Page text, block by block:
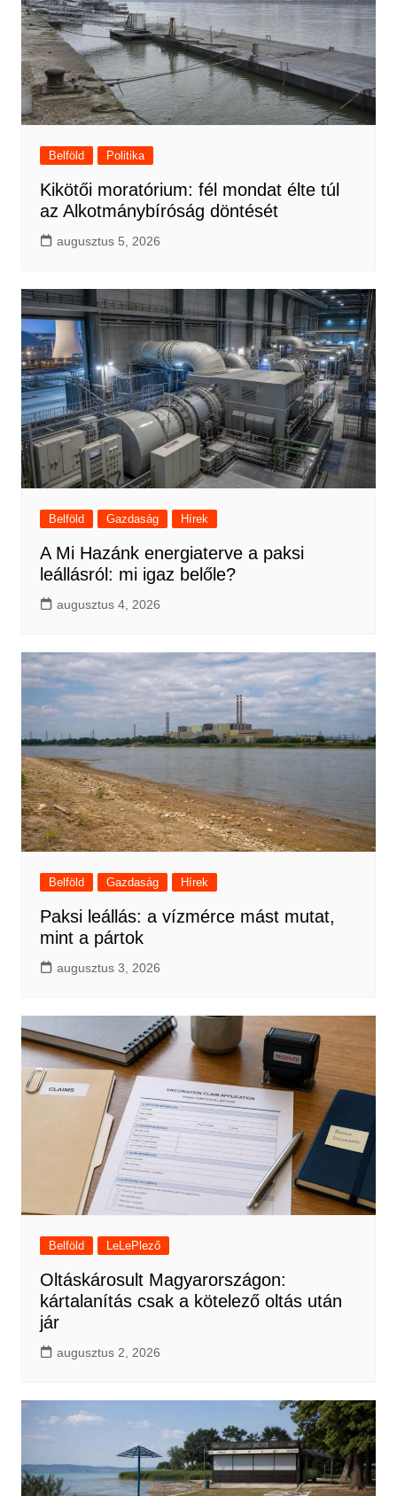
Belföld Politika
Kikötői moratórium: fél mondat élte túl
az Alkotmánybíróság döntését
augusztus 5, 2026
Belföld Gazdaság Hírek
A Mi Hazánk energiaterve a paksi
leállásról: mi igaz belőle?
augusztus 4, 2026
Belföld Gazdaság Hírek
Paksi leállás: a vízmérce mást mutat,
mint a pártok
augusztus 3, 2026
Belföld LeLePlező
Oltáskárosult Magyarországon:
kártalanítás csak a kötelező oltás után
jár
augusztus 2, 2026